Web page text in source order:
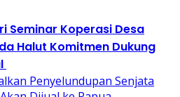
Seminar Koperasi Desa
Halut Komitmen Dukung